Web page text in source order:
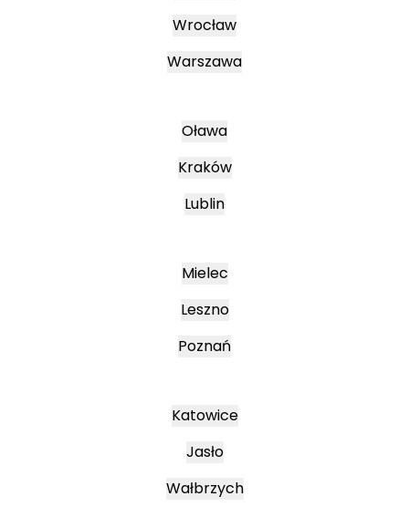
Wrocław
Warszawa
Oława
Kraków
Lublin
Mielec
Leszno
Poznań
Katowice
Jasło
Wałbrzych